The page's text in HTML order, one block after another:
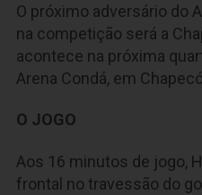
O próximo adversário do
na competição será a
acontece na próxima
Arena Condá, em
O JOGO
Aos 16 minutos de jogo,
frontal no travessão do